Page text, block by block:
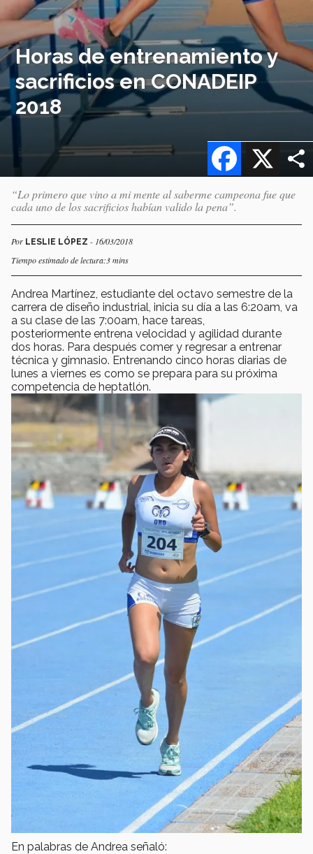
Horas de entrenamiento y
sacrificios en CONADEIP
2018
X
Facebook
“Lo primero que vino a mi mente al saberme campeona fue que
cada uno de los sacrificios habían valido la pena”.
Por LESLIE LÓPEZ - 16/03/2018
Tiempo estimado de lectura:3 mins
Andrea Martínez, estudiante del octavo semestre de la
carrera de diseño industrial, inicia su día a las 6:20am, va
a su clase de las 7:00am, hace tareas,
posteriormente entrena velocidad y agilidad durante
dos horas. Para después comer y regresar a entrenar
técnica y gimnasio. Entrenando cinco horas diarias de
lunes a viernes es como se prepara para su próxima
competencia de heptatlón.
En palabras de Andrea señaló: